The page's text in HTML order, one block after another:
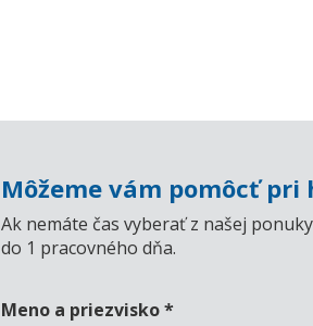
Môžeme vám pomôcť
Ak nemáte čas vyberať z našej
do 1 pracovného dňa.
Meno a priezvisko*